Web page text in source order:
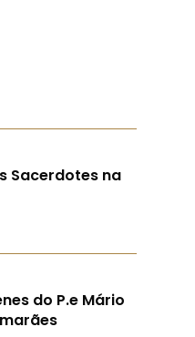
Sacerdotes na
do P.e Mário